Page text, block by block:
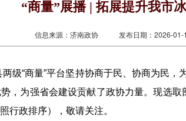
“商量”展播 | 拓展提升我市
信息来源：济南政协 发布日期：2026-01-
级“商量”平台坚持协商于民、协商为民，
，为强省会建设贡献了政协力量。现选取
行政排序），敬请关注。